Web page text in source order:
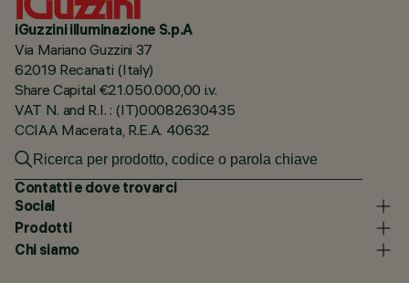
iGuzzini illuminazione S.p.A
Via Mariano Guzzini 37
62019 Recanati (Italy)
Share Capital €21.050.000,00 i.v.
VAT N. and R.I. : (IT)00082630435
CCIAA Macerata, R.E.A. 40632
Contatti e dove trovarci
Social
Prodotti
Chi siamo